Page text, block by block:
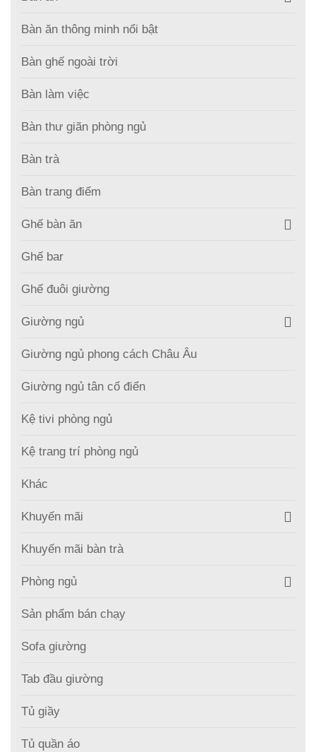
Bàn ăn thông minh nổi bật
Bàn ghế ngoài trời
Bàn làm việc
Bàn thư giãn phòng ngủ
Bàn trà
Bàn trang điểm
Ghế bàn ăn
Ghế bar
Ghế đuôi giường
Giường ngủ
Giường ngủ phong cách Châu Âu
Giường ngủ tân cổ điển
Kệ tivi phòng ngủ
Kệ trang trí phòng ngủ
Khác
Khuyến mãi
Khuyến mãi bàn trà
Phòng ngủ
Sản phẩm bán chạy
Sofa giường
Tab đầu giường
Tủ giầy
Tủ quần áo